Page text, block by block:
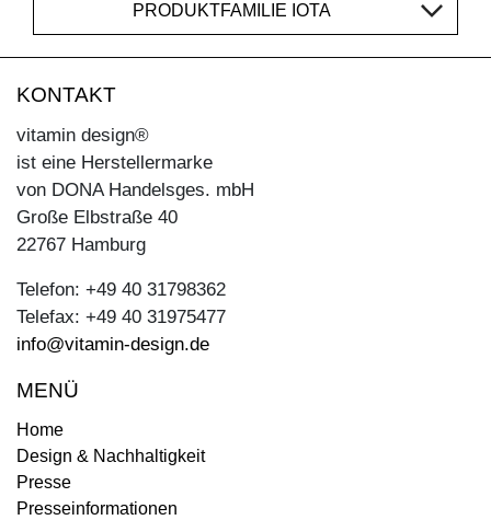
PRODUKTFAMILIE IOTA
KONTAKT
vitamin design®
ist eine Herstellermarke
von DONA Handelsges. mbH
Große Elbstraße 40
22767 Hamburg
Telefon: +49 40 31798362
Telefax: +49 40 31975477
info@vitamin-design.de
MENÜ
Home
Design & Nachhaltigkeit
Presse
Presseinformationen